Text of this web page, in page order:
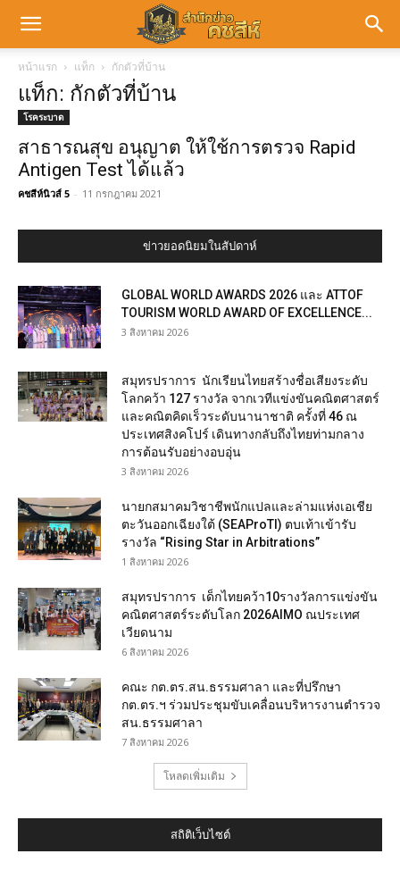
หน้าแรก แท็ก กักตัวที่บ้าน
แท็ก: กักตัวที่บ้าน
โรคระบาด
สาธารณสุข อนุญาต ให้ใช้การตรวจ Rapid
Antigen Test ได้แล้ว
คชสีห์นิวส์ 5 - 11 กรกฎาคม 2021
ข่าวยอดนิยมในสัปดาห์
GLOBAL WORLD AWARDS 2026 และ ATTOF
TOURISM WORLD AWARD OF EXCELLENCE...
3 สิงหาคม 2026
สมุทรปราการ นักเรียนไทยสร้างชื่อเสียงระดับ
โลกคว้า 127 รางวัล จากเวทีแข่งขันคณิตศาสตร์
และคณิตคิดเร็วระดับนานาชาติ ครั้งที่ 46 ณ
ประเทศสิงคโปร์ เดินทางกลับถึงไทยท่ามกลาง
การต้อนรับอย่างอบอุ่น
3 สิงหาคม 2026
นายกสมาคมวิชาชีพนักแปลและล่ามแห่งเอเชีย
ตะวันออกเฉียงใต้ (SEAProTI) ตบเท้าเข้ารับ
รางวัล “Rising Star in Arbitrations”
1 สิงหาคม 2026
สมุทรปราการ เด็กไทยคว้า10รางวัลการแข่งขัน
คณิตศาสตร์ระดับโลก 2026AIMO ณประเทศ
เวียดนาม
6 สิงหาคม 2026
คณะ กต.ตร.สน.ธรรมศาลา และที่ปรึกษา
กต.ตร.ฯ ร่วมประชุมขับเคลื่อนบริหารงานตำรวจ
สน.ธรรมศาลา
7 สิงหาคม 2026
โหลดเพิ่มเติม
สถิติเว็บไซต์